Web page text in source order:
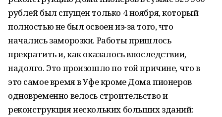
рублей был спущен только 4 ноября, который
полностью не был освоен из-за того, что
начались заморозки. Работы пришлось
прекратить и, как оказалось впоследствии,
надолго. Это произошло по той причине, что в
это самое время в Уфе кроме Дома пионеров
одновременно велось строительство и
реконструкция нескольких больших зданий: